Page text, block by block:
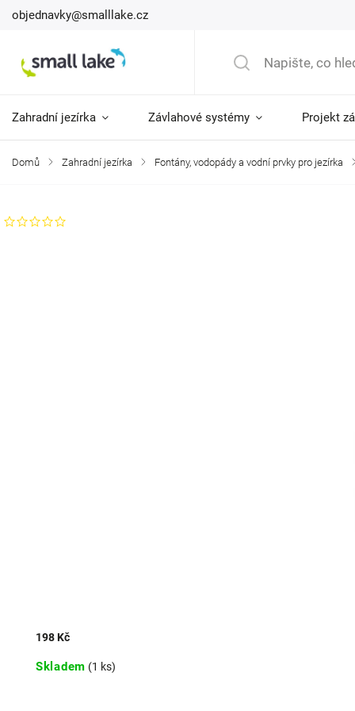
objednavky@smalllake.cz
Zahradní jezírka Závlahové systémy Projekt
Domů / Zahradní jezírka / Fontány, vodopády a vodní prvky pro jezírka /
198 Kč
Skladem (1 ks)